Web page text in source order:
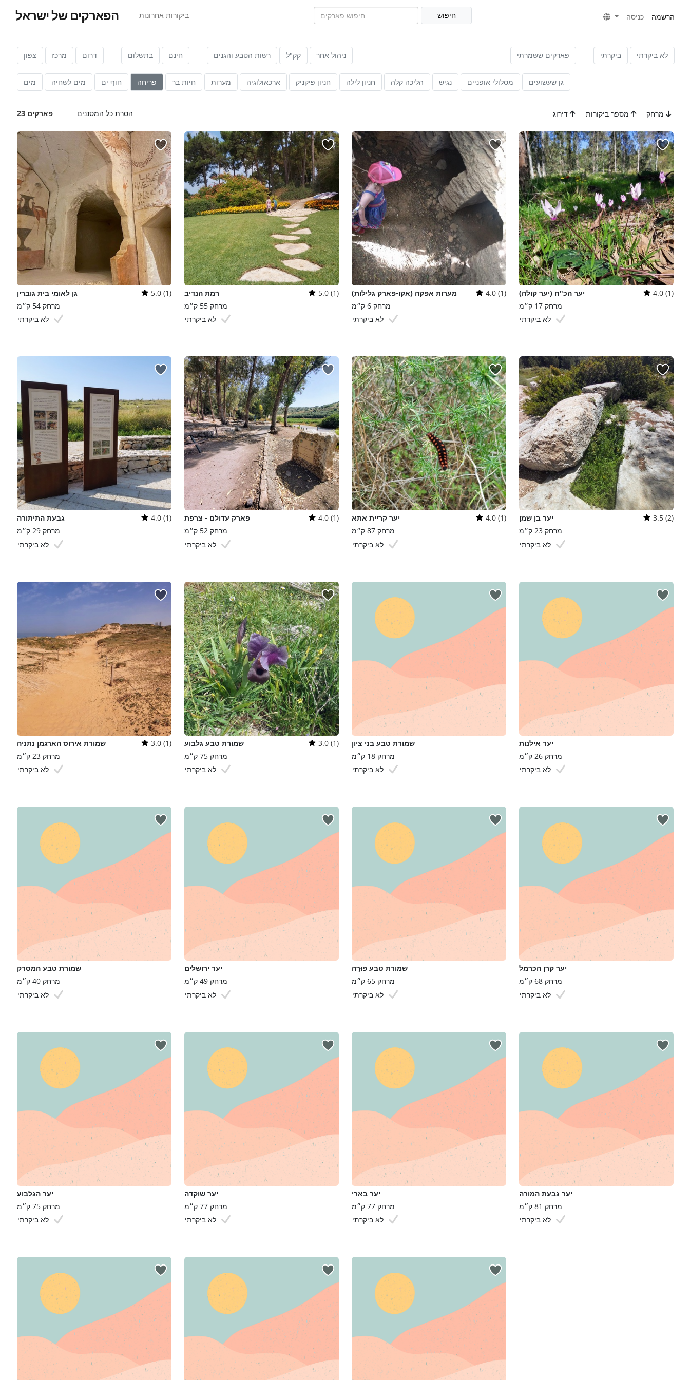
הפארקים של ישראל ביקורות אחרונות כניסה הרשמה
צפון מרכז דרום בתשלום חינם רשות הטבע והגנים קק"ל ניהול אחר פארקים ששמרתי ביקרתי לא ביקרתי
מים מים לשחיה חוף ים פריחה חיות בר מערות ארכאולוגיה חניון פיקניק חניון לילה הליכה קלה נגיש מסלולי אופניים גן שעשועים
23 פארקים הסרת כל המסננים
גן לאומי בית גוברין
5.0 (1)
מרחק 54 ק״מ
לא ביקרתי
רמת הנדיב
5.0 (1)
מרחק 55 ק״מ
לא ביקרתי
מערות אפקה (אקו-פארק גלילות)
4.0 (1)
מרחק 6 ק״מ
לא ביקרתי
יער הכ"ח (יער קולה)
4.0 (1)
מרחק 17 ק״מ
לא ביקרתי
גבעת התיתורה
4.0 (1)
מרחק 29 ק״מ
לא ביקרתי
פארק עדולם - צרפת
4.0 (1)
מרחק 52 ק״מ
לא ביקרתי
יער קריית אתא
4.0 (1)
מרחק 87 ק״מ
לא ביקרתי
יער בן שמן
3.5 (2)
מרחק 23 ק״מ
לא ביקרתי
שמורת אירוס הארגמן נתניה
3.0 (1)
מרחק 23 ק״מ
לא ביקרתי
שמורת טבע גלבוע
3.0 (1)
מרחק 75 ק״מ
לא ביקרתי
שמורת טבע בני ציון
מרחק 18 ק״מ
לא ביקרתי
יער אילנות
מרחק 26 ק״מ
לא ביקרתי
שמורת טבע המסרק
מרחק 40 ק״מ
לא ביקרתי
יער ירושלים
מרחק 49 ק״מ
לא ביקרתי
שמורת טבע פּוּרָה
מרחק 65 ק״מ
לא ביקרתי
יער קרן הכרמל
מרחק 68 ק״מ
לא ביקרתי
יער הגלבוע
מרחק 75 ק״מ
לא ביקרתי
יער שוקדה
מרחק 77 ק״מ
לא ביקרתי
יער בארי
מרחק 77 ק״מ
לא ביקרתי
יער גבעת המורה
מרחק 81 ק״מ
לא ביקרתי